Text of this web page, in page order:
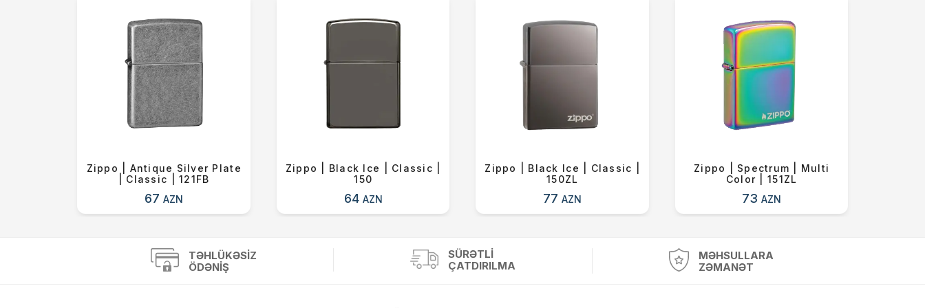
Zippo | Antique Silver Plate
| Classic | 121FB
67AZN
Zippo | Black Ice | Classic |
150
64 AZN
Zippo | Black Ice | Classic |
150ZL
77AZN
Zippo | Spectrum | Multi
Color | 151ZL
73AZN
TƏHLÜKƏSIZ
ÖDƏNIŞ
SÜRƏTLI
ÇATDIRILMA
MƏHSULLARA
ZƏMANƏT